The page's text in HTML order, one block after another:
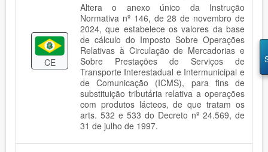
CE
Altera o anexo único da Instrução
Normativa nº 146, de 28 de novembro de
2024, que estabelece os valores da base
de cálculo do Imposto Sobre Operações
Relativas à Circulação de Mercadorias e
Sobre Prestações de Serviços de
Transporte Interestadual e Intermunicipal e
de Comunicação (ICMS), para fins de
substituição tributária relativa a operações
com produtos lácteos, de que tratam os
arts. 532 e 533 do Decreto nº 24.569, de
31 de julho de 1997.